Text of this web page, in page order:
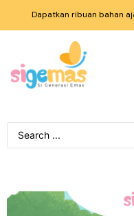
Dapatkan ribuan bahan